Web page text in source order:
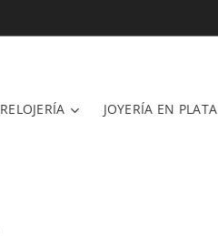
RELOJERÍA JOYERÍA EN PLATA